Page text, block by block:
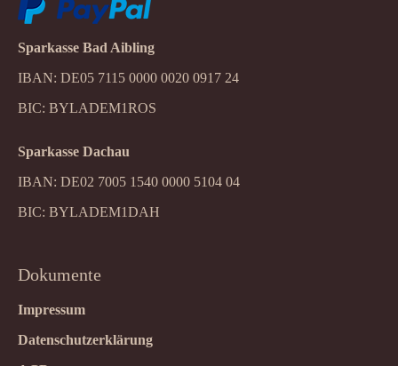
Sparkasse Bad Aibling
IBAN: DE05 7115 0000 0020 0917 24
BIC: BYLADEM1ROS
Sparkasse Dachau
IBAN: DE02 7005 1540 0000 5104 04
BIC: BYLADEM1DAH
Dokumente
Impressum
Datenschutzerklärung